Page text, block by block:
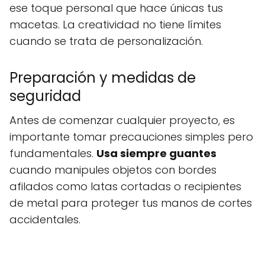
ese toque personal que hace únicas tus
macetas. La creatividad no tiene límites
cuando se trata de personalización.
Preparación y medidas de
seguridad
Antes de comenzar cualquier proyecto, es
importante tomar precauciones simples pero
fundamentales. Usa siempre guantes
cuando manipules objetos con bordes
afilados como latas cortadas o recipientes
de metal para proteger tus manos de cortes
accidentales.